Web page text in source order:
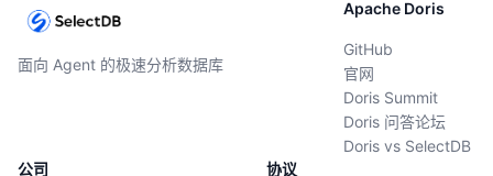
面向 Agent 的极速分析数据库
Apache Doris
GitHub
官网
Doris Summit
Doris 问答论坛
Doris vs SelectDB
公司
协议